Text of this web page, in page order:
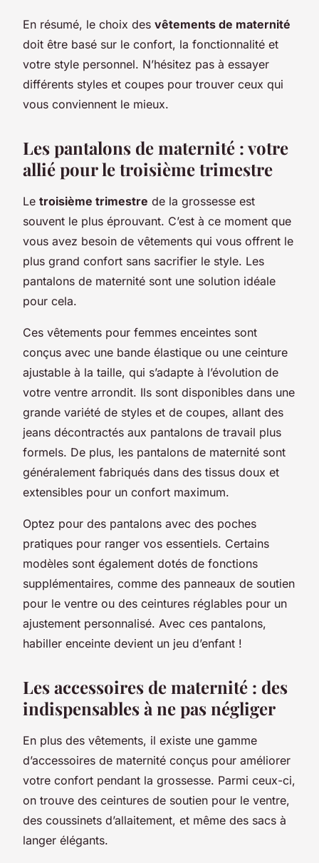
En résumé, le choix des vêtements de maternité
doit être basé sur le confort, la fonctionnalité et
votre style personnel. N’hésitez pas à essayer
différents styles et coupes pour trouver ceux qui
vous conviennent le mieux.
Les pantalons de maternité : votre
allié pour le troisième trimestre
Le troisième trimestre de la grossesse est
souvent le plus éprouvant. C’est à ce moment que
vous avez besoin de vêtements qui vous offrent le
plus grand confort sans sacrifier le style. Les
pantalons de maternité sont une solution idéale
pour cela.
Ces vêtements pour femmes enceintes sont
conçus avec une bande élastique ou une ceinture
ajustable à la taille, qui s’adapte à l’évolution de
votre ventre arrondit. Ils sont disponibles dans une
grande variété de styles et de coupes, allant des
jeans décontractés aux pantalons de travail plus
formels. De plus, les pantalons de maternité sont
généralement fabriqués dans des tissus doux et
extensibles pour un confort maximum.
Optez pour des pantalons avec des poches
pratiques pour ranger vos essentiels. Certains
modèles sont également dotés de fonctions
supplémentaires, comme des panneaux de soutien
pour le ventre ou des ceintures réglables pour un
ajustement personnalisé. Avec ces pantalons,
habiller enceinte devient un jeu d’enfant !
Les accessoires de maternité : des
indispensables à ne pas négliger
En plus des vêtements, il existe une gamme
d’accessoires de maternité conçus pour améliorer
votre confort pendant la grossesse. Parmi ceux-ci,
on trouve des ceintures de soutien pour le ventre,
des coussinets d’allaitement, et même des sacs à
langer élégants.